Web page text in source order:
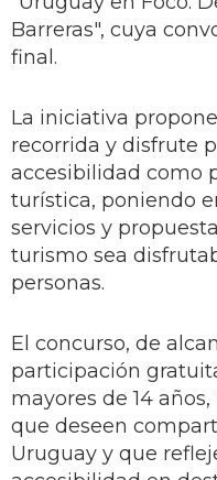
Barreras", cuya
final.
La iniciativa
recorrida y disfrute
accesibilidad como
turística, poniendo
servicios y
turismo sea
personas.
El concurso, de
participación
mayores de 14
que deseen
Uruguay y que